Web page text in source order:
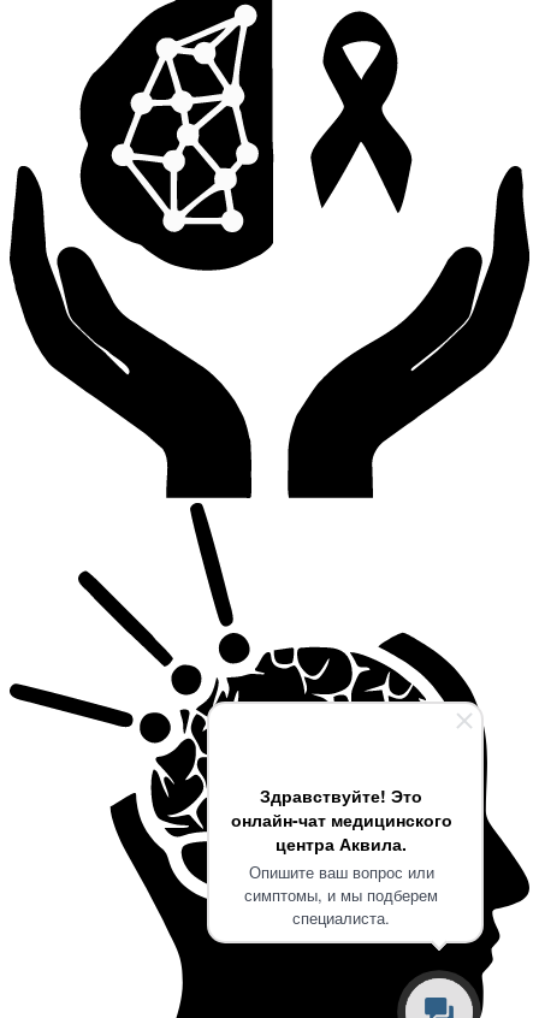
Здравствуйте! Это
онлайн-чат медицинского
центра Аквила.
Опишите ваш вопрос или
симптомы, и мы подберем
специалиста.